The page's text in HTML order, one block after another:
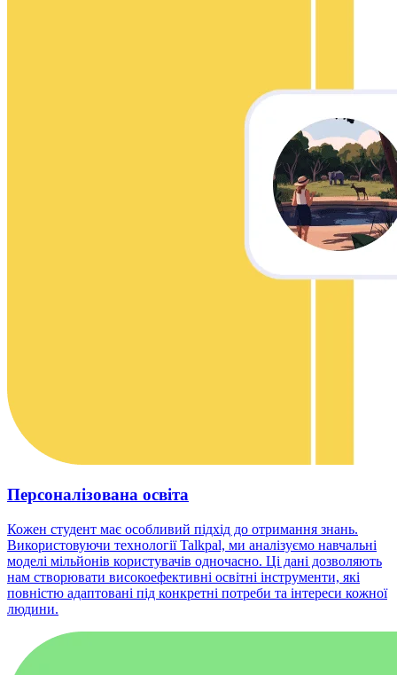
Персоналізована освіта
Кожен студент має особливий підхід до отримання знань.
Використовуючи технології Talkpal, ми аналізуємо навчальні
моделі мільйонів користувачів одночасно. Ці дані дозволяють
нам створювати високоефективні освітні інструменти, які
повністю адаптовані під конкретні потреби та інтереси кожної
людини.